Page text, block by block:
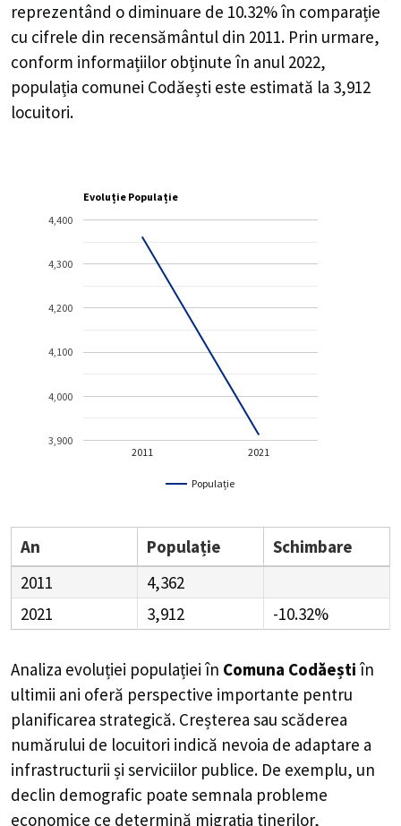
reprezentând o diminuare de 10.32%în comparație
cu cifrele din recensământul din 2011. Prin urmare,
conform informațiilor obținute în anul 2022,
populația comunei Codăești este estimată la 3,912
locuitori.
Evoluție Populație
Populație
2011 2021
3,900
4,000
4,100
4,200
4,300
4,400
An Populație
Schimbare
2011
4,362
2021
3,912 -10.32%
Analiza evoluției populației în Comuna Codăești în
ultimii ani oferă perspective importante pentru
planificarea strategică. Creșterea sau scăderea
numărului de locuitori indică nevoia de adaptare a
infrastructurii și serviciilor publice. De exemplu, un
declin demografic poate semnala probleme
economice ce determină migrația tinerilor,